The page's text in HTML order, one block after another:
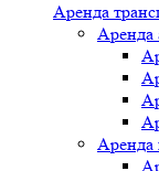
Аренда
Аренда
Аренда